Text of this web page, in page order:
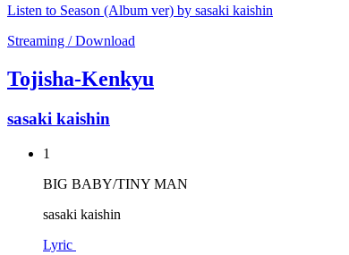
Listen to Season (Album ver) by sasaki kaishin
Streaming / Download
Tojisha-Kenkyu
sasaki kaishin
1
BIG BABY/TINY MAN
sasaki kaishin
Lyric